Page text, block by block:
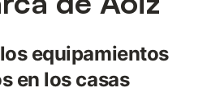
equipamientos
en los casas